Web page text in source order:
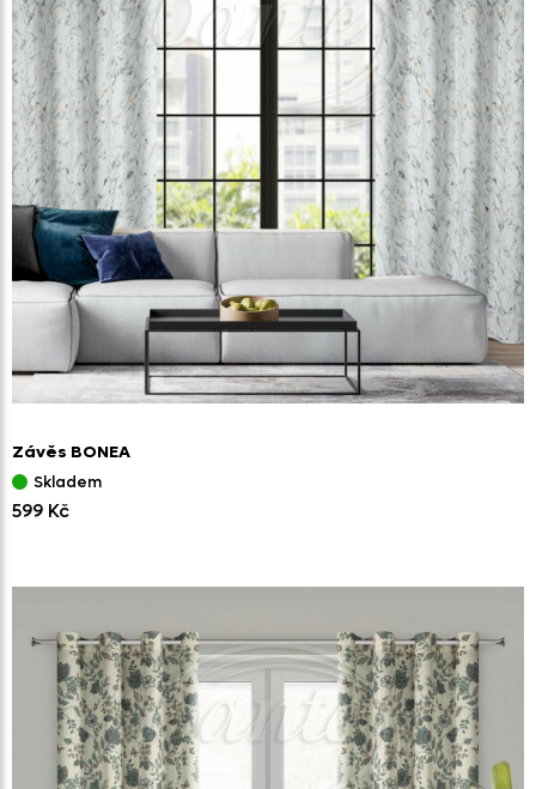
Závěs BONEA
Skladem
599 Kč